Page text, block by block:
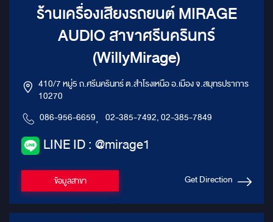
ร้านเครื่องเสียงรถยนต์ MIRAGE
AUDIO สาขาศรีนครินทร์
(WillyMirage)
410/7 หมู่5 ถ.ศรีนครินทร์ ต.สำโรงเหนือ อ.เมือง จ.สมุทรปราการ
10270
086-956-6659, 02-385-7492, 02-385-7849
LINE ID : @mirage1
ข้อมูลสาขา Get Direction